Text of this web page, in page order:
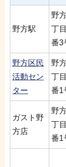
野方駅
野
丁
番3
野方区民
活動セン
ター
野
丁
番1
ガスト野
方店
野
丁
番1